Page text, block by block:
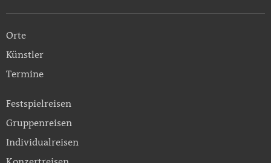
Orte
Künstler
Termine
Festspielreisen
Gruppenreisen
Individualreisen